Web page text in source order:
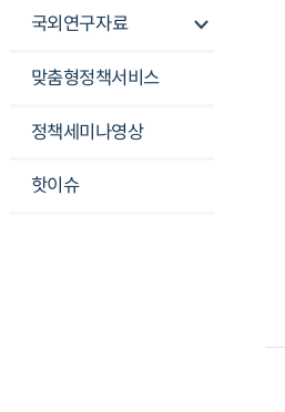
국외연구자료
맞춤형정책서비스
정책세미나영상
핫이슈